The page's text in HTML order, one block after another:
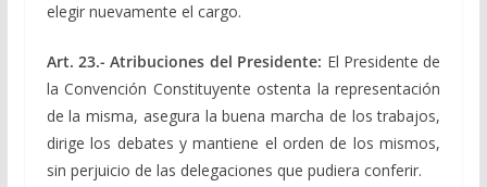
elegir nuevamente el cargo.
Art. 23.- Atribuciones del Presidente: El Presidente de
la Convención Constituyente ostenta la representación
de la misma, asegura la buena marcha de los trabajos,
dirige los debates y mantiene el orden de los mismos,
sin perjuicio de las delegaciones que pudiera conferir.